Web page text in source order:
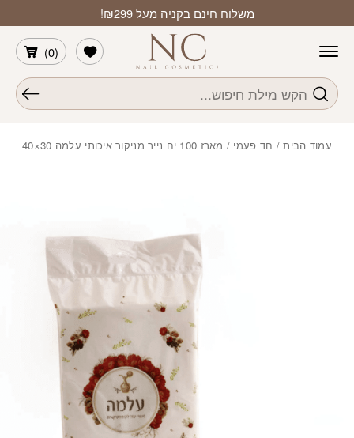
משלוח חינם בקניה מעל ₪299!
חיפוש
(
0
)
הרשימה שלי
עמוד הבית/ חד פעמי / מארז 100 יח נייר מניקור איכותי עלמה 30×40